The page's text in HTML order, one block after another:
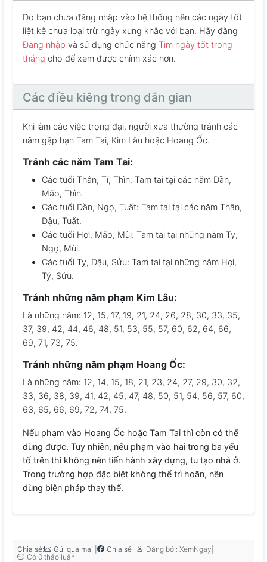
Do bạn chưa đăng nhập vào hệ thống nên các ngày tốt
liệt kê chưa loại trừ ngày xung khắc với bạn. Hãy đăng
Đăng nhập và sử dụng chức năng Tìm ngày tốt trong
tháng cho để xem được chính xác hơn.
Các điều kiêng trong dân gian
Khi làm các việc trọng đại, người xưa thường tránh các
năm gặp hạn Tam Tai, Kim Lâu hoặc Hoang Ốc.
Tránh các năm Tam Tai:
Các tuổi Thân, Tí, Thìn: Tam tai tại các năm Dần,
Mão, Thìn.
Các tuổi Dần, Ngọ, Tuất: Tam tai tại các năm Thân,
Dậu, Tuất.
Các tuổi Hợi, Mão, Mùi: Tam tai tại những năm Tỵ,
Ngọ, Mùi.
Các tuổi Tỵ, Dậu, Sửu: Tam tai tại những năm Hợi,
Tý, Sửu.
Tránh những năm phạm Kim Lâu:
Là những năm: 12, 15, 17, 19, 21, 24, 26, 28, 30, 33, 35,
37, 39, 42, 44, 46, 48, 51, 53, 55, 57, 60, 62, 64, 66,
69, 71, 73, 75.
Tránh những năm phạm Hoang Ốc:
Là những năm: 12, 14, 15, 18, 21, 23, 24, 27, 29, 30, 32,
33, 36, 38, 39, 41, 42, 45, 47, 48, 50, 51, 54, 56, 57, 60,
63, 65, 66, 69, 72, 74, 75.
Nếu phạm vào Hoang Ốc hoặc Tam Tai thì còn có thể
dùng được. Tuy nhiên, nếu phạm vào hai trong ba yếu
tố trên thì không nên tiến hành xây dựng, tu tạo nhà ở.
Trong trường hợp đặc biệt không thể trì hoãn, nên
dùng biện pháp thay thế.
Chia sẻ: Gửi qua mail Chia sẻ Đăng bởi: XemNgay
Có 0 thảo luận